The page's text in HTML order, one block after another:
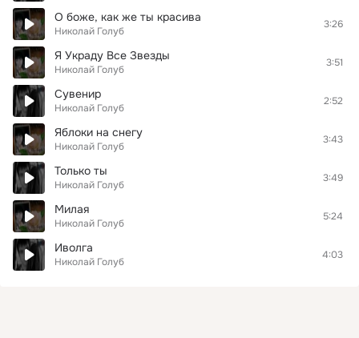
О боже, как же ты красива
Николай Голуб
3:26
Я Украду Все Звезды
Николай Голуб
3:51
Сувенир
Николай Голуб
2:52
Яблоки на снегу
Николай Голуб
3:43
Только ты
Николай Голуб
3:49
Милая
Николай Голуб
5:24
Иволга
Николай Голуб
4:03